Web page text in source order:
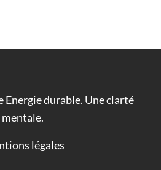
Energie durable. Une clarté
mentale.
légales